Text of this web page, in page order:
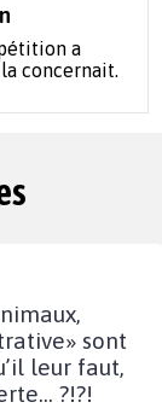
a
concernait.
sont
leur faut,
?!?!